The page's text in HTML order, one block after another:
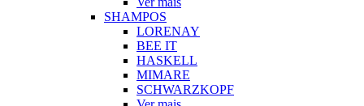
SHAMPOS
LORENAY
BEE IT
HASKELL
MIMARE
SCHWARZKOPF